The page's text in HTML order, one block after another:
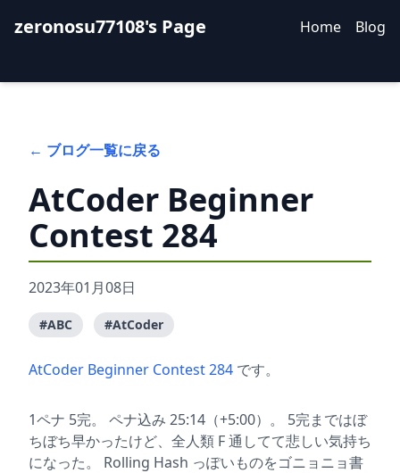
zeronosu77108's Page Home Blog
← ブログ一覧に戻る
AtCoder Beginner
Contest 284
2023年01月08日
#ABC #AtCoder
AtCoder Beginner Contest 284 です。
1ペナ 5完。 ペナ込み 25:14（+5:00）。 5完まではぼ
ちぼち早かったけど、全人類 F 通してて悲しい気持ち
になった。 Rolling Hash っぽいものをゴニョニョ書